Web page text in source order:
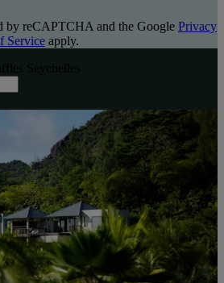
by reCAPTCHA and the Google Privacy
Service apply.